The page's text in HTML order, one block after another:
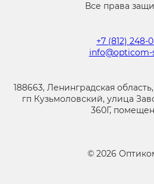
Все права
+7 (812) 248-
info@opticom-
188663, Ленинградская
гп Кузьмоловский, улица
360Г,
© 2026